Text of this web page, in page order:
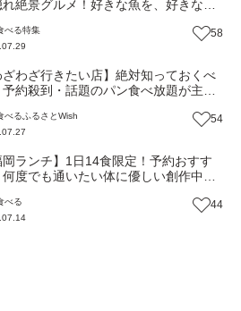
れ絶景グルメ！好きな魚を、好きなだ
福岡市西区）【まち歩き】
べる特集
58
ざわざ行きたい店】絶対知っておくべ
予約殺到・話題のパン食べ放題が主
garden』（福岡・新宮町）【まち
べる ふるさとWish
54
岡ランチ】1日14食限定！予約おすす
度でも通いたい体に優しい創作中華
歩き】
べる
44